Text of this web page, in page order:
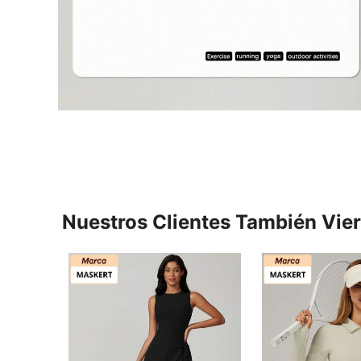
Nuestros Clientes También